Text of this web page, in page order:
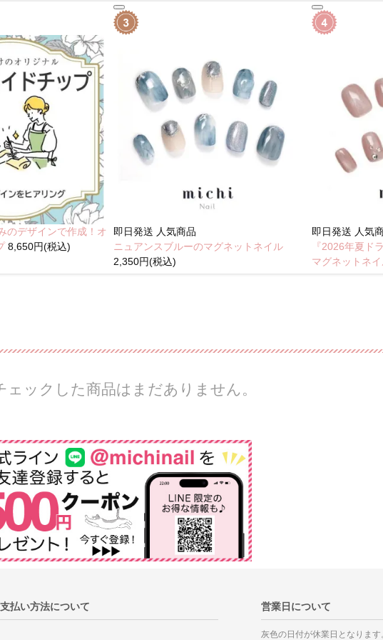
のデザインで作成！オ
8,650円(税込)
即日発送 人気商品
ニュアンスブルーのマグネットネイル
2,350円(税込)
即日発送 人気
『2026年夏ド
マグネットネ
ェックした商品はまだありません。
支払い方法について 営業日について
灰色の日付が休業日となりま